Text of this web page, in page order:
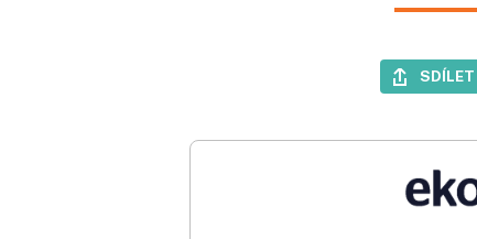
SDÍLET